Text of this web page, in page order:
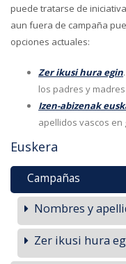
puede tratarse de
aun fuera de campaña
opciones actuales:
Zer ikusi hura egin
los padres y
Izen-abizenak
apellidos vascos en
Euskera
Campañas
Nombres y
Zer ikusi hura